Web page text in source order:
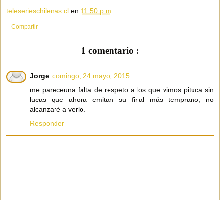
teleserieschilenas.cl en 11:50 p.m.
Compartir
1 comentario :
Jorge domingo, 24 mayo, 2015
me pareceuna falta de respeto a los que vimos pituca sin
lucas que ahora emitan su final más temprano, no
alcanzaré a verlo.
Responder